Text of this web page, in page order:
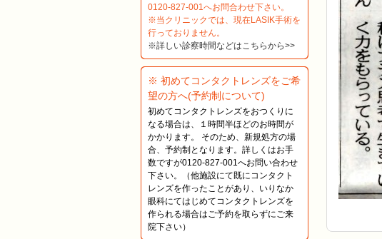
0120-827-001へお問合わせ下さい。
※当クリニックでは、現在LASIK手術を
行っておりません。
※詳しい診察時間などはこちらから>>
※ 初めてコンタクトレンズをご希
望の方へ(予約制について)
初めてコンタクトレンズをおつくりに
なる場合は、１時間半ほどのお時間が
かかります。 そのため、新規処方の場
合、予約制となります。詳しくはお手
数ですが0120-827-001へお問い合わせ
下さい。（他施設にて既にコンタクト
レンズを作ったことがあり、いりなか
眼科にてはじめてコンタクトレンズを
作られる場合はご予約を取らずにご来
院下さい）